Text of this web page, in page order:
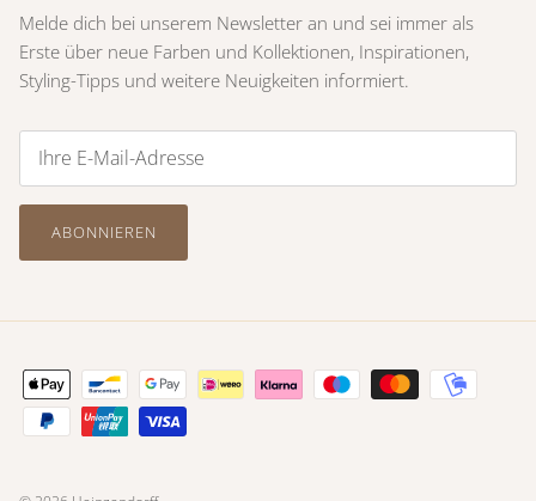
Melde dich bei unserem Newsletter an und sei immer als
Erste über neue Farben und Kollektionen, Inspirationen,
Styling-Tipps und weitere Neuigkeiten informiert.
ABONNIEREN